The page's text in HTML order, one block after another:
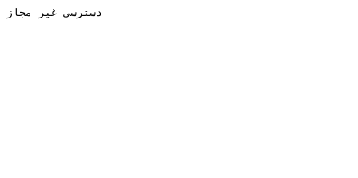
دسترسی غیر مجاز